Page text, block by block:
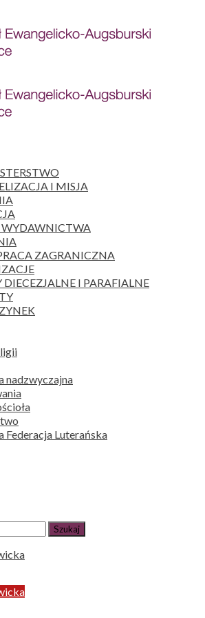
I MISJA
ZAGRANICZNA
DIECEZJALNE I PARAFIALNE
nadzwyczajna
Federacja Luterańska